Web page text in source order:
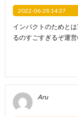
2022-06-28 14:37
インパクトのためと
るのすごすぎるぞ運
Aru